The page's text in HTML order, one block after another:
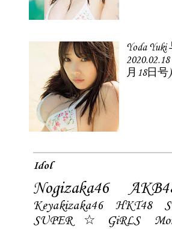
Yoda
月18日号)
Idol
Nogizaka46
Keyakizaka46 HKT48
SUPER☆GiRLS